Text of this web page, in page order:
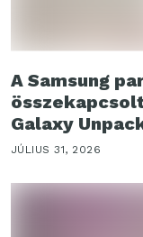
A Samsung
Galaxy
JÚLIUS 31, 2026